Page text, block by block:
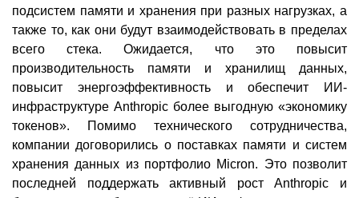
подсистем памяти и хранения при разных нагрузках, а
также то, как они будут взаимодействовать в пределах
всего стека. Ожидается, что это повысит
производительность памяти и хранилищ данных,
повысит энергоэффективность и обеспечит ИИ-
инфраструктуре Anthropic более выгодную «экономику
токенов». Помимо технического сотрудничества,
компании договорились о поставках памяти и систем
хранения данных из портфолио Micron. Это позволит
последней поддержать активный рост Anthropic и